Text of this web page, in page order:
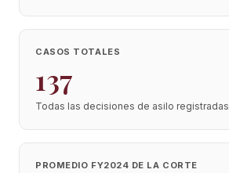
CASOS TOTALES
137
Todas las decisiones de asilo registradas
PROMEDIO FY2024 DE LA CORTE